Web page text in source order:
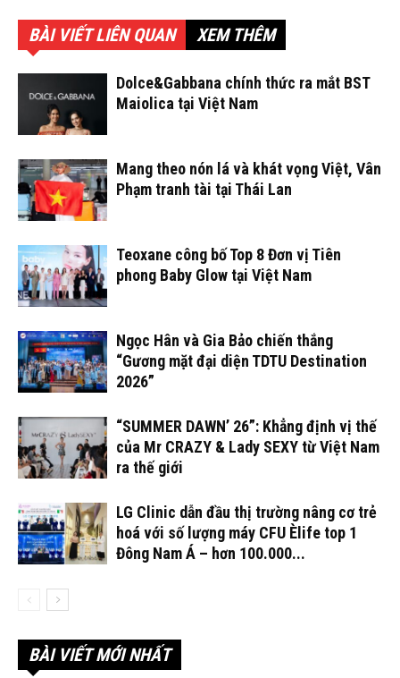
BÀI VIẾT LIÊN QUAN XEM THÊM
Dolce&Gabbana chính thức ra mắt BST
Maiolica tại Việt Nam
Mang theo nón lá và khát vọng Việt, Vân
Phạm tranh tài tại Thái Lan
Teoxane công bố Top 8 Đơn vị Tiên
phong Baby Glow tại Việt Nam
Ngọc Hân và Gia Bảo chiến thắng
“Gương mặt đại diện TDTU Destination
2026”
“SUMMER DAWN’ 26”: Khẳng định vị thế
của Mr CRAZY & Lady SEXY từ Việt Nam
ra thế giới
LG Clinic dẫn đầu thị trường nâng cơ trẻ
hoá với số lượng máy CFU Èlife top 1
Đông Nam Á – hơn 100.000...
BÀI VIẾT MỚI NHẤT